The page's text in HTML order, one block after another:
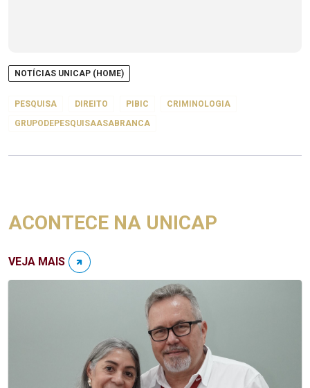
NOTÍCIAS UNICAP (HOME)
PESQUISA DIREITO PIBIC
CRIMINOLOGIA
GRUPODEPESQUISAASABRANCA
ACONTECE NA UNICAP
VEJA MAIS